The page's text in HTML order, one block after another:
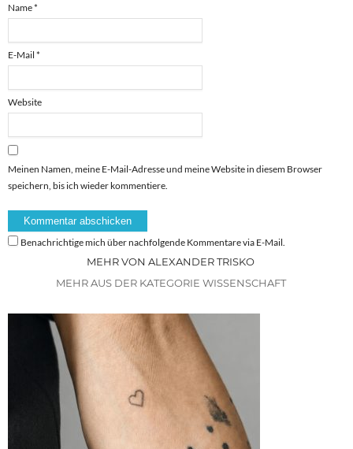
Name*
E-Mail *
Website
Meinen Namen, meine E-Mail-Adresse und meine Website in diesem Browser
speichern, bis ich wieder kommentiere.
Benachrichtige mich über nachfolgende Kommentare via E-Mail.
MEHR VON ALEXANDER TRISKO
MEHR AUS DER KATEGORIE WISSENSCHAFT